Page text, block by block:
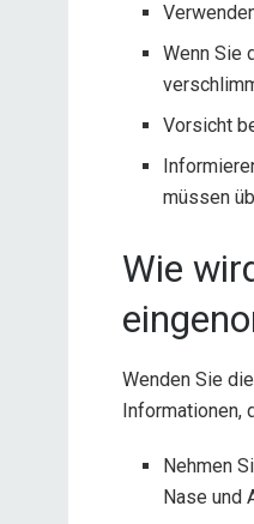
Wenn Sie
Vorsicht
müssen
Wie
Wenden Sie
Informationen,
Nehmen
Nase und